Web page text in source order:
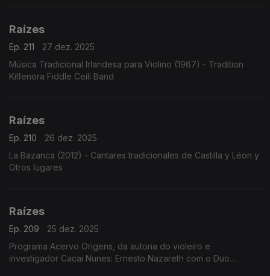
Raízes
Ep. 211
27 dez. 2025
Música Tradicional Irlandesa para Violino (1967) - Tradition
Kilfenora Fiddle Ceili Band
Raízes
Ep. 210
26 dez. 2025
La Bazanca (2012) - Cantares tradicionales de Castilla y Léon y
Otros lugares
Raízes
Ep. 209
25 dez. 2025
Programa Acervo Origens, da autoria do violeiro e
investigador Cacai Nunes: Ernesto Nazareth com o Duo